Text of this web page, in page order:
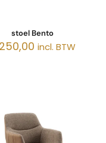
stoel Bento
incl. BTW